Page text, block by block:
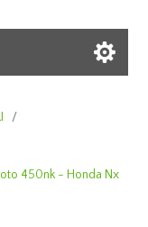
/
450nk - Honda Nx